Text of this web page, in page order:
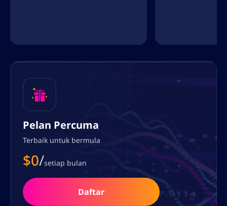
Pelan Percuma
Terbaik untuk bermula
$0/setiap bulan
Daftar